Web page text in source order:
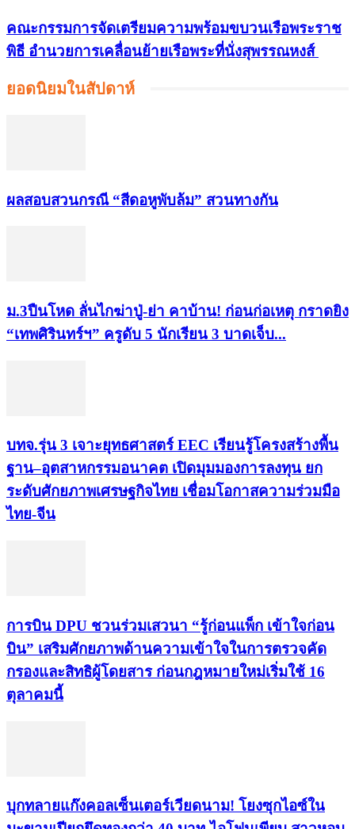
คณะกรรมการจัดเตรียมความพร้อมขบวนเรือพระราช
พิธี อำนวยการเคลื่อนย้ายเรือพระที่นั่งสุพรรณหงส์
ยอดนิยมในสัปดาห์
ผลสอบสวนกรณี “สีดอหูพับล้ม” สวนทางกัน
ม.3ปืนโหด ลั่นไกฆ่าปู่-ย่า คาบ้าน! ก่อนก่อเหตุ กราดยิง
“เทพศิรินทร์ฯ” ครูดับ 5 นักเรียน 3 บาดเจ็บ...
บทจ.รุ่น 3 เจาะยุทธศาสตร์ EEC เรียนรู้โครงสร้างพื้น
ฐาน–อุตสาหกรรมอนาคต เปิดมุมมองการลงทุน ยก
ระดับศักยภาพเศรษฐกิจไทย เชื่อมโอกาสความร่วมมือ
ไทย-จีน
การบิน DPU ชวนร่วมเสวนา “รู้ก่อนแพ็ก เข้าใจก่อน
บิน” เสริมศักยภาพด้านความเข้าใจในการตรวจคัด
กรองและสิทธิผู้โดยสาร ก่อนกฎหมายใหม่เริ่มใช้ 16
ตุลาคมนี้
บุกทลายแก๊งคอลเซ็นเตอร์เวียดนาม! โยงซุกไอซ์ใน